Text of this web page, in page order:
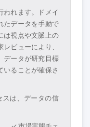
われます。ドメイ
たデータを手動で
は視点や文脈上の
ビューにより、
データが研究目標
いることが確保さ
は、データの信